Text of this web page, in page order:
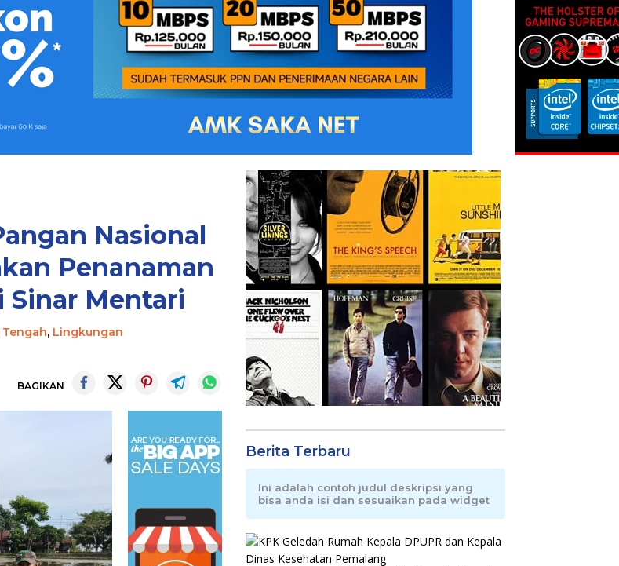
Nasional
Penanaman
Sinar Mentari
Tengah, Lingkungan
BAGIKAN
Berita Terbaru
Ini adalah contoh judul deskripsi yang
bisa anda isi dan sesuaikan pada widget